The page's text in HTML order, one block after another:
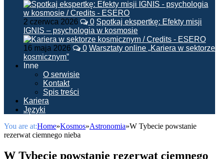
2 czerwca 2026 0 Spotkaj ekspertkę: Efekty misji
IGNIS – psychologia w kosmosie
16 maja 2026 0 Warsztaty online „Kariera w sektorze
kosmicznym”
Inne
O serwisie
Kontakt
Spis treści
Kariera
Języki
You are at:Home»Kosmos»Astronomia»W Tybecie powstanie
rezerwat ciemnego nieba
W Tybecie powstanie rezerwat ciemnego